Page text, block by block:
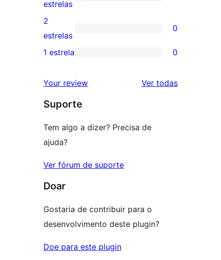
4
estrela
0
avaliação
com
3
estrelas
0
avaliação
2
2
estrelas
0
com
1
1 estrela 0
Your review Ver todasavaliações
Suporte
Tem algo a dizer? Precisa de
ajuda?
Ver fórum de suporte
Doar
Gostaria de contribuir para o
desenvolvimento deste plugin?
Doe para este plugin